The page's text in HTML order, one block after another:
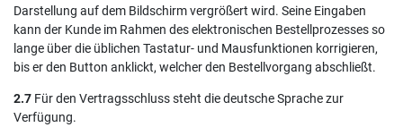
Darstellung auf dem Bildschirm vergrößert wird. Seine Eingaben
kann der Kunde im Rahmen des elektronischen Bestellprozesses so
lange über die üblichen Tastatur- und Mausfunktionen korrigieren,
bis er den Button anklickt, welcher den Bestellvorgang abschließt.
2.7 Für den Vertragsschluss steht die deutsche Sprache zur
Verfügung.